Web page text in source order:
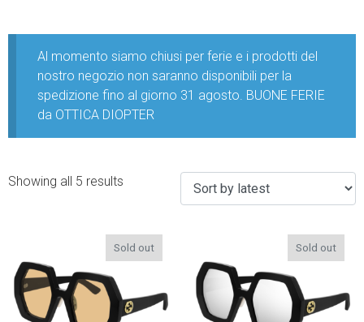
Al momento siamo chiusi per ferie e i prodotti del
nostro negozio non saranno disponibili per la
spedizione fino al giorno 31 agosto. BUONE FERIE
da OTTICA DIOPTER
Showing all 5 results
Sold out Sold out